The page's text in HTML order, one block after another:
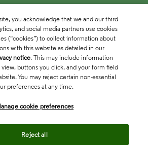
you acknowledge that we and our third
and social media partners use cookies
(“cookies”) to collect information about
with this website as detailed in our
notice. This may include information
view, buttons you click, and your form field
You may reject certain non-essential
preferences at any time.
cookie preferences
Reject all